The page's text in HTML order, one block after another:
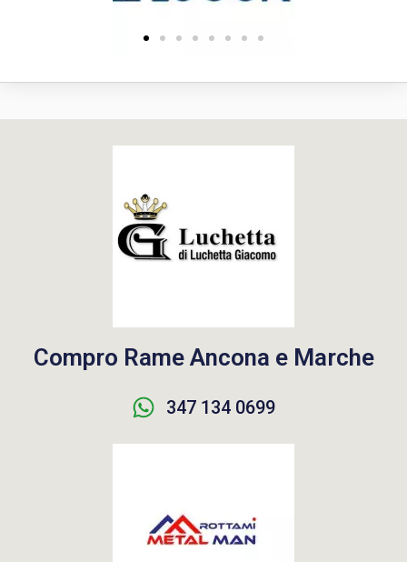
Compro Rame Ancona e Marche
347 134 0699